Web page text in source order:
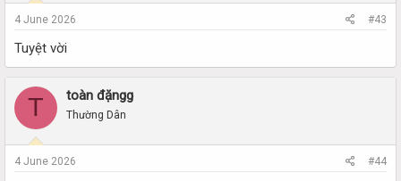
4 June 2026 #43
Tuyệt vời
T toàn đặngg
Thường Dân
4 June 2026 #44